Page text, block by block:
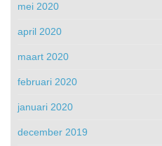
mei 2020
april 2020
maart 2020
februari 2020
januari 2020
december 2019